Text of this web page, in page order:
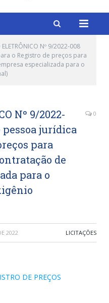
ELETRÔNICO Nº 9/2022-008
o Registro de preços para
especializada para o
Nº 9/2022-
pessoa jurídica
para
de
para o
0
2022 LICITAÇÕES
DE PREÇOS